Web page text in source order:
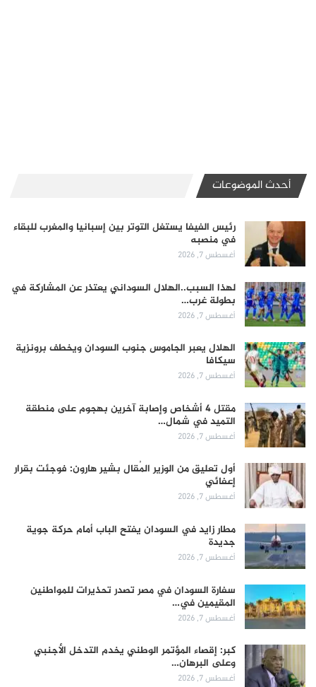
أحدث الموضوعات
رئيس الفيفا يستغل التوتر بين إسبانيا والمغرب للبقاء
في منصبه
أغسطس 7, 2026
لهذا السبب..الهلال السوداني يعتذر عن المشاركة في
بطولة غرب…
أغسطس 7, 2026
الهلال يعبر الجاموس جنوب السودان ويخطف برونزية
سيكافا
أغسطس 7, 2026
مقتل 4 أشخاص وإصابة آخرين بهجوم على منطقة
التميد في شمال…
أغسطس 7, 2026
أول تعليق من الوزير المُقال بشير هارون: فوجئت بقرار
إعفائي
أغسطس 7, 2026
مطار زايد في السودان يفتح الباب أمام حركة جوية
جديدة
أغسطس 7, 2026
سفارة السودان في مصر تصدر تحذيرات للمواطنين
المقيمين في…
أغسطس 7, 2026
كبر: إقصاء المؤتمر الوطني يخدم التدخل الأجنبي
وعلى البرهان…
أغسطس 7, 2026